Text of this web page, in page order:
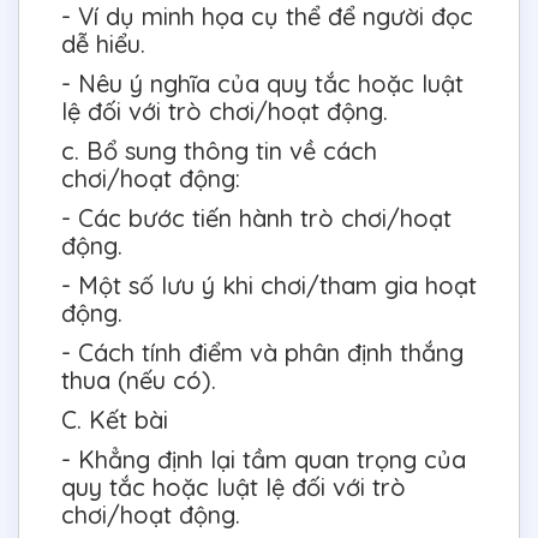
- Ví dụ minh họa cụ thể để người đọc
dễ hiểu.
- Nêu ý nghĩa của quy tắc hoặc luật
lệ đối với trò chơi/hoạt động.
c. Bổ sung thông tin về cách
chơi/hoạt động:
- Các bước tiến hành trò chơi/hoạt
động.
- Một số lưu ý khi chơi/tham gia hoạt
động.
- Cách tính điểm và phân định thắng
thua (nếu có).
C. Kết bài
- Khẳng định lại tầm quan trọng của
quy tắc hoặc luật lệ đối với trò
chơi/hoạt động.